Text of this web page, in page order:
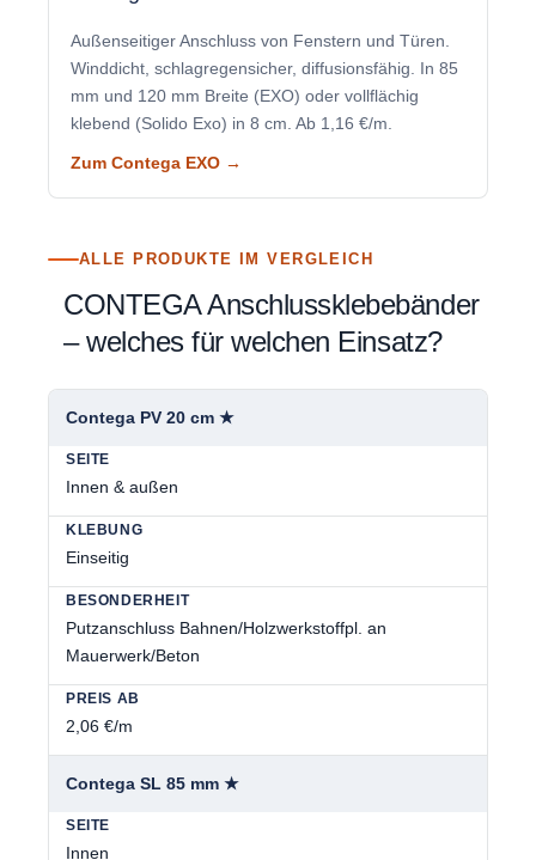
Außenseitiger Anschluss von Fenstern und Türen.
Winddicht, schlagregensicher, diffusionsfähig. In 85
mm und 120 mm Breite (EXO) oder vollflächig
klebend (Solido Exo) in 8 cm. Ab 1,16 €/m.
Zum Contega EXO →
ALLE PRODUKTE IM VERGLEICH
CONTEGA Anschlussklebebänder
– welches für welchen Einsatz?
Contega PV 20 cm ★
Innen & außen
Einseitig
Putzanschluss Bahnen/Holzwerkstoffpl. an
Mauerwerk/Beton
2,06 €/m
Contega SL 85 mm ★
Innen